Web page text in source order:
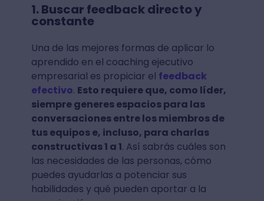
1. Buscar feedback directo y
constante
Una de las mejores formas de aplicar lo
aprendido en el coaching ejecutivo
empresarial es propiciar el feedback
efectivo. Esto requiere que, como líder,
siempre generes espacios para las
conversaciones entre los miembros de
tus equipos e, incluso, para charlas
constructivas 1 a 1. Así sabrás cuáles son
las necesidades de las personas, cómo
puedes ayudarlas a potenciar sus
habilidades y qué pueden aportar a la